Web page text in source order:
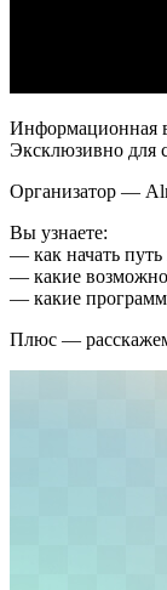
Информационная
Эксклюзивно для
Организатор —
Вы узнаете:
— как начать путь
— какие
— какие
Плюс — расскажем